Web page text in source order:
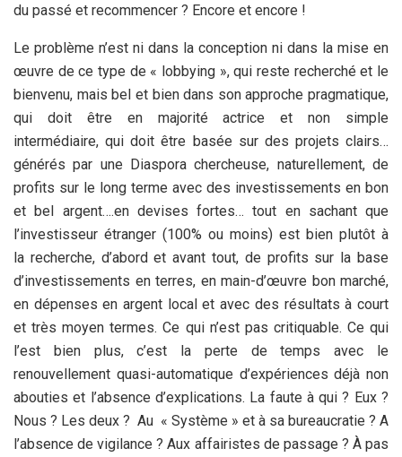
du passé et recommencer ? Encore et encore !
Le problème n’est ni dans la conception ni dans la mise en
œuvre de ce type de « lobbying », qui reste recherché et le
bienvenu, mais bel et bien dans son approche pragmatique,
qui doit être en majorité actrice et non simple
intermédiaire, qui doit être basée sur des projets clairs…
générés par une Diaspora chercheuse, naturellement, de
profits sur le long terme avec des investissements en bon
et bel argent….en devises fortes… tout en sachant que
l’investisseur étranger (100% ou moins) est bien plutôt à
la recherche, d’abord et avant tout, de profits sur la base
d’investissements en terres, en main-d’œuvre bon marché,
en dépenses en argent local et avec des résultats à court
et très moyen termes. Ce qui n’est pas critiquable. Ce qui
l’est bien plus, c’est la perte de temps avec le
renouvellement quasi-automatique d’expériences déjà non
abouties et l’absence d’explications. La faute à qui ? Eux ?
Nous ? Les deux ? Au « Système » et à sa bureaucratie ? A
l’absence de vigilance ? Aux affairistes de passage ? À pas